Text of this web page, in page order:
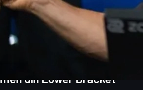
unei echipe. Vitality nu doar că
a părut, în final, mult mai controlat
, o echipă obișnuită cu trofeele, și împotriva
duel spune multe despre forma
din Lower Bracket